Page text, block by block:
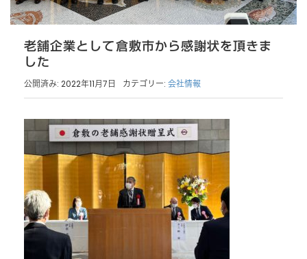
老舗企業として倉敷市から感謝状を頂きま
した
公開済み: 2022年11月7日 カテゴリー: 会社情報